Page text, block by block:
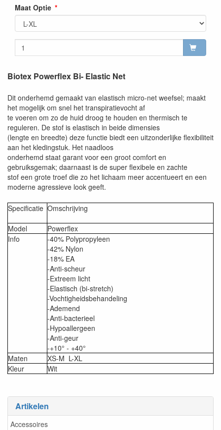
Artikelen
Accessoires
Maat Optie
Biotex Powerflex Bi- Elastic Net
Dit onderhemd gemaakt van elastisch micro-net weefsel; maakt
het mogelijk om snel het transpiratievocht af
te voeren om zo de huid droog te houden en thermisch te
reguleren. De stof is elastisch in beide dimensies
(lengte en breedte) deze functie biedt een uitzonderlijke flexibiliteit
aan het kledingstuk. Het naadloos
onderhemd staat garant voor een groot comfort en
gebruiksgemak; daarnaast is de super flexibele en zachte
stof een grote troef die zo het lichaam meer accentueert en een
moderne agressieve look geeft.
Specificatie Omschrijving
Model
Powerflex
Info
-40% Polypropyleen
-42% Nylon
-18% EA
-Anti-scheur
-Extreem licht
-Elastisch (bi-stretch)
-Vochtigheidsbehandeling
-Ademend
-Anti-bacterieel
-Hypoallergeen
-Anti-geur
-+10° - +40°
Maten
XS-M L-XL
Kleur
Wit